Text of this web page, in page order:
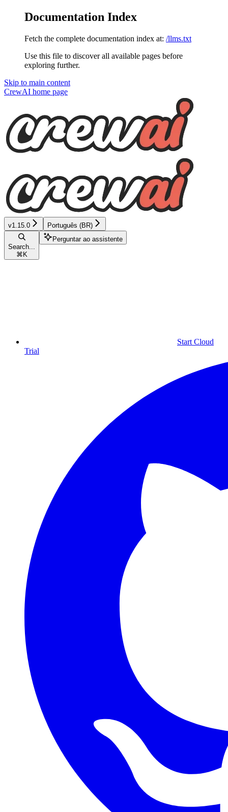
Documentation Index
Fetch the complete documentation index at: /llms.txt
Use this file to discover all available pages before
exploring further.
Skip to main content
CrewAI home page
v1.15.0 Português (BR)
Search...
⌘ K
Perguntar ao assistente
Start Cloud
Trial